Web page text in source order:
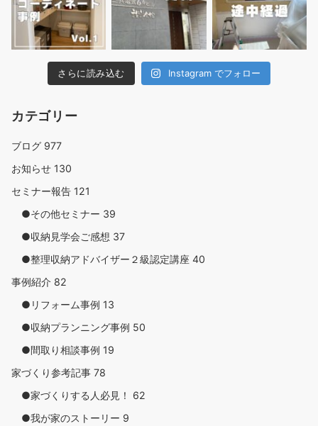
さらに読み込む Instagram でフォロー
カテゴリー
ブログ 977
お知らせ 130
セミナー報告 121
●その他セミナー 39
●収納見学会ご感想 37
●整理収納アドバイザー２級認定講座 40
事例紹介 82
●リフォーム事例 13
●収納プランニング事例 50
●間取り相談事例 19
家づくり参考記事 78
●家づくりする人必見！ 62
●我が家のストーリー 9